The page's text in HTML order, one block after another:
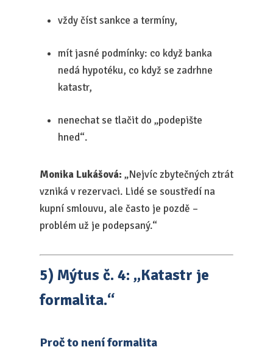
vždy číst sankce a termíny,
mít jasné podmínky: co když banka
nedá hypotéku, co když se zadrhne
katastr,
nenechat se tlačit do „podepište
hned“.
Monika Lukášová: „Nejvíc zbytečných ztrát
vzniká v rezervaci. Lidé se soustředí na
kupní smlouvu, ale často je pozdě –
problém už je podepsaný.“
5) Mýtus č. 4: „Katastr je
formalita.“
Proč to není formalita